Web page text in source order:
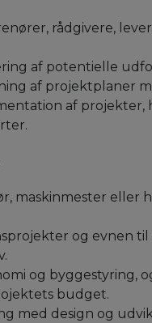
rådgivere,
af potentielle
af projektplaner
af projekter,
maskinmester eller
og evnen
og byggestyring,
budget.
med design og